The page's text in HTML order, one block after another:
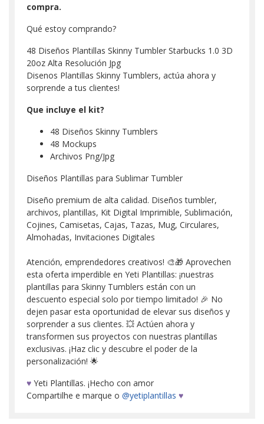
compra.
Qué estoy comprando?
48 Diseños Plantillas Skinny Tumbler Starbucks 1.0 3D
20oz Alta Resolución Jpg
Disenos Plantillas Skinny Tumblers, actúa ahora y
sorprende a tus clientes!
Que incluye el kit?
48 Diseños Skinny Tumblers
48 Mockups
Archivos Png/Jpg
Diseños Plantillas para Sublimar Tumbler
Diseño premium de alta calidad. Diseños tumbler,
archivos, plantillas, Kit Digital Imprimible, Sublimación,
Cojines, Camisetas, Cajas, Tazas, Mug, Circulares,
Almohadas, Invitaciones Digitales
Atención, emprendedores creativos! 🎨🎁 Aprovechen
esta oferta imperdible en Yeti Plantillas: ¡nuestras
plantillas para Skinny Tumblers están con un
descuento especial solo por tiempo limitado! 🎉 No
dejen pasar esta oportunidad de elevar sus diseños y
sorprender a sus clientes. 💥 Actúen ahora y
transformen sus proyectos con nuestras plantillas
exclusivas. ¡Haz clic y descubre el poder de la
personalización! 🌟
♥ Yeti Plantillas. ¡Hecho con amor
Compartilhe e marque o @yetiplantillas ♥